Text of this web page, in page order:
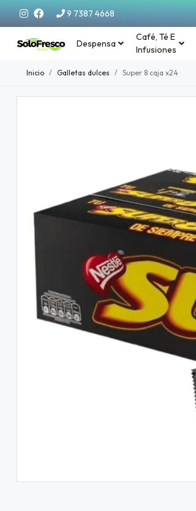
9 7387 4668
Despensa
Café, Té E
Infusiones
Inicio Galletas dulces Super 8 caja x24